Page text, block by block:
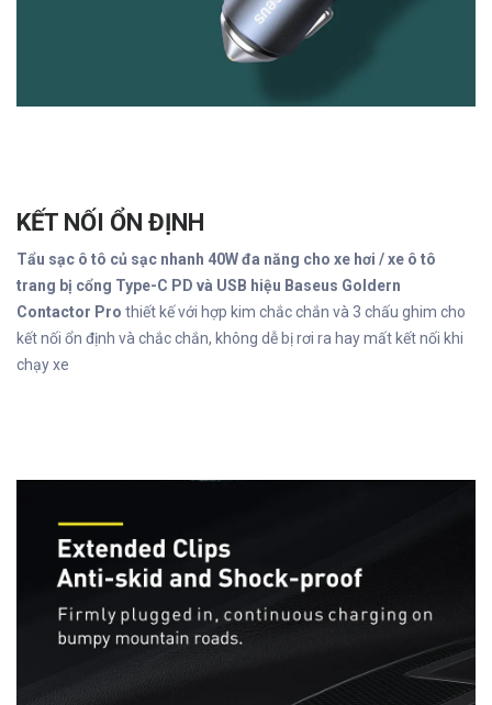
KẾT NỐI ỔN ĐỊNH
Tẩu sạc ô tô củ sạc nhanh 40W đa năng cho xe hơi / xe ô tô
trang bị cổng Type-C PD và USB hiệu Baseus Goldern
Contactor Pro thiết kế với hợp kim chắc chắn và 3 chấu ghim cho
kết nối ổn định và chắc chắn, không dễ bị rơi ra hay mất kết nối khi
chạy xe